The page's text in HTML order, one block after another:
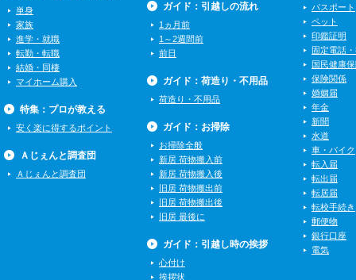
単身
家族
進学・就職
転勤・転職
結婚・同棲
マイホーム購入
特集：プロが教える
安く楽に得するポイント
Ａじぇんと調査団
Ａじぇんと調査団
ガイド：引越しの流れ
1ヵ月前
1～2週間前
前日
ガイド：荷造り・不用品
荷造り・不用品
ガイド：お掃除
お掃除全般
新居 荷物搬入前
新居 荷物搬入後
旧居 荷物搬出前
旧居 荷物搬出後
旧居 最後に
ガイド：引越し時の挨拶
心付け
挨拶状
パスポート
ペット
印鑑証明
固定電話
国民健康
保険関係
婚姻届
年金
新聞
水道
車・バイク
転入届
転出届
転居届
転校手続き
郵便物
銀行口座
電気